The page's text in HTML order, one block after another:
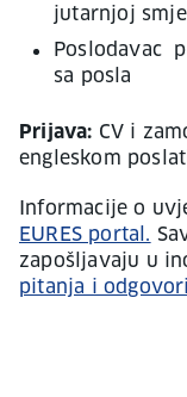
jutarnjoj
Poslodavac
sa posla
Prijava: CV i
engleskom
Informacije o
EURES portal.
zapošljavaju u
pitanja i odgovori